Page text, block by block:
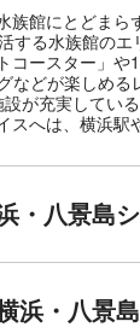
族館にとどま
する水族館の
コースター」
などが楽しめ
が充実してい
スへは、横浜
・八景島
浜・八景